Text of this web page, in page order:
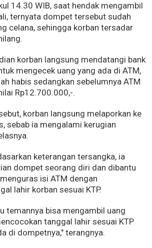
14.30 WIB, saat hendak mengambil
ternyata dompet tersebut sudah
celana, sehingga korban tersadar
korban langsung mendatangi bank
mengecek uang yang ada di ATM,
habis sedangkan sebelumnya ATM
Rp12.700.000,-.
korban langsung melaporkan ke
sebab ia mengalami kerugian
keterangan tersangka, ia
dompet seorang diri dan dibantu
isi ATM dengan
lahir korban sesuai KTP.
temannya bisa mengambil uang
tanggal lahir sesuai KTP
di dompetnya," terangnya.